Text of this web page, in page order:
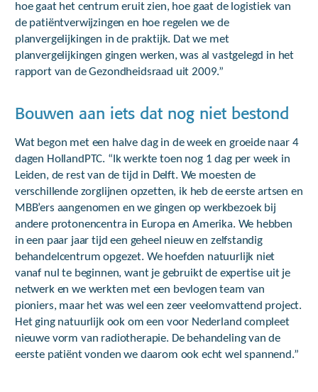
hoe gaat het centrum eruit zien, hoe gaat de logistiek van
de patiëntverwijzingen en hoe regelen we de
planvergelijkingen in de praktijk. Dat we met
planvergelijkingen gingen werken, was al vastgelegd in het
rapport van de Gezondheidsraad uit 2009.”
Bouwen aan iets dat nog niet bestond
Wat begon met een halve dag in de week en groeide naar 4
dagen HollandPTC. “Ik werkte toen nog 1 dag per week in
Leiden, de rest van de tijd in Delft. We moesten de
verschillende zorglijnen opzetten, ik heb de eerste artsen en
MBB’ers aangenomen en we gingen op werkbezoek bij
andere protonencentra in Europa en Amerika. We hebben
in een paar jaar tijd een geheel nieuw en zelfstandig
behandelcentrum opgezet. We hoefden natuurlijk niet
vanaf nul te beginnen, want je gebruikt de expertise uit je
netwerk en we werkten met een bevlogen team van
pioniers, maar het was wel een zeer veelomvattend project.
Het ging natuurlijk ook om een voor Nederland compleet
nieuwe vorm van radiotherapie. De behandeling van de
eerste patiënt vonden we daarom ook echt wel spannend.”